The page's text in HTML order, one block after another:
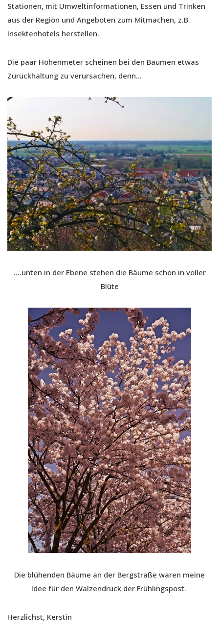
Stationen, mit Umweltinformationen, Essen und Trinken
aus der Region und Angeboten zum Mitmachen, z.B.
Insektenhotels herstellen.
Die paar Höhenmeter scheinen bei den Bäumen etwas
Zurückhaltung zu verursachen, denn…
….unten in der Ebene stehen die Bäume schon in voller
Blüte
Die blühenden Bäume an der Bergstraße waren meine
Idee für den Walzendruck der Frühlingspost.
Herzlichst, Kerstin